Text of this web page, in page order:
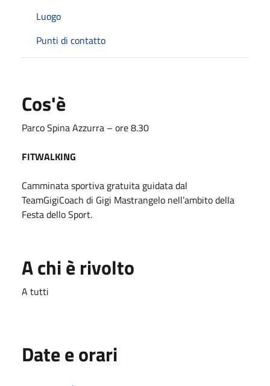
Luogo
Punti di contatto
Cos'è
Parco Spina Azzurra – ore 8.30
FITWALKING
Camminata sportiva gratuita guidata dal
TeamGigiCoach di Gigi Mastrangelo nell’ambito della
Festa dello Sport.
A chi è rivolto
A tutti
Date e orari